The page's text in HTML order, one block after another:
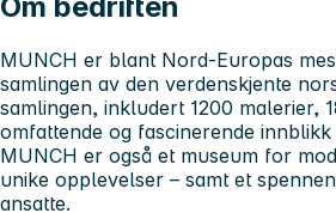
MUNCH er blant Nord-Europas
samlingen av den verdenskjente
samlingen, inkludert 1200 malerier,
omfattende og fascinerende
MUNCH er også et museum for
unike opplevelser – samt et
ansatte.